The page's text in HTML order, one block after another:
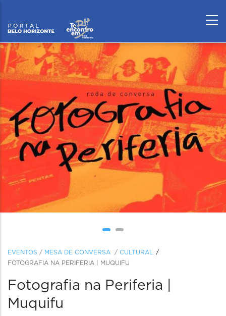
EVENTOS / MESA DE CONVERSA / CULTURAL
FOTOGRAFIA NA PERIFERIA | MUQUIFU
Fotografia na Periferia |
Muquifu